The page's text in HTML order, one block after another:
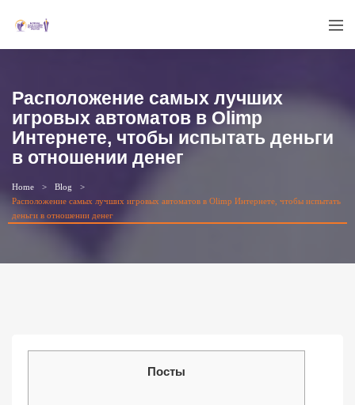
Расположение самых лучших
игровых автоматов в Olimp
Интернете, чтобы испытать деньги
в отношении денег
Home
Blog
Расположение самых лучших игровых автоматов в Olimp Интернете, чтобы испытать
деньги в отношении денег
Посты